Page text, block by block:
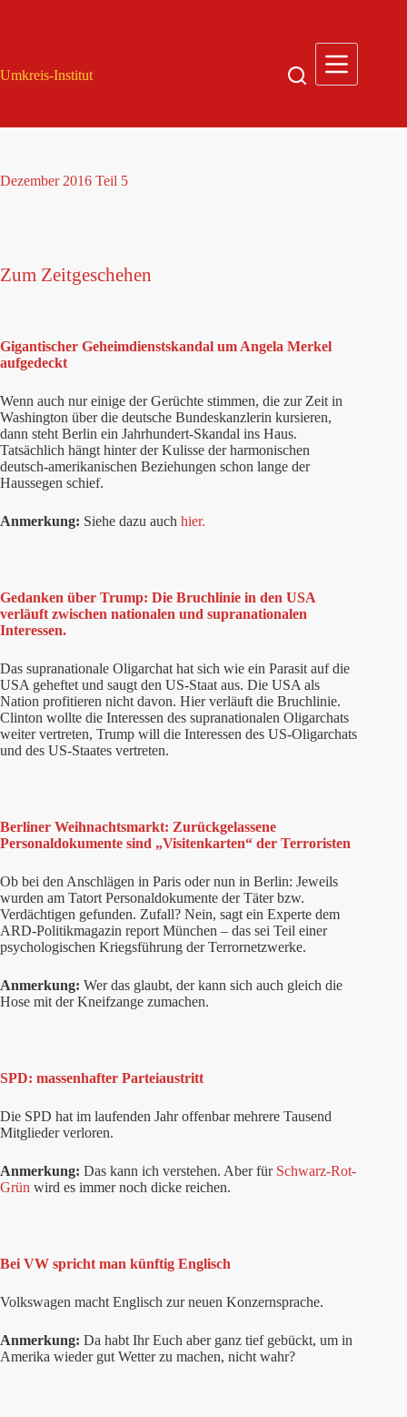
Umkreis-Institut
Dezember 2016 Teil 5
Zum Zeitgeschehen
Gigantischer Geheimdienstskandal um Angela Merkel
aufgedeckt
Wenn auch nur einige der Gerüchte stimmen, die zur Zeit in
Washington über die deutsche Bundeskanzlerin kursieren,
dann steht Berlin ein Jahrhundert-Skandal ins Haus.
Tatsächlich hängt hinter der Kulisse der harmonischen
deutsch-amerikanischen Beziehungen schon lange der
Haussegen schief.
Anmerkung: Siehe dazu auch hier.
Gedanken über Trump: Die Bruchlinie in den USA
verläuft zwischen nationalen und supranationalen
Interessen.
Das supranationale Oligarchat hat sich wie ein Parasit auf die
USA geheftet und saugt den US-Staat aus. Die USA als
Nation profitieren nicht davon. Hier verläuft die Bruchlinie.
Clinton wollte die Interessen des supranationalen Oligarchats
weiter vertreten, Trump will die Interessen des US-Oligarchats
und des US-Staates vertreten.
Berliner Weihnachtsmarkt: Zurückgelassene
Personaldokumente sind „Visitenkarten“ der Terroristen
Ob bei den Anschlägen in Paris oder nun in Berlin: Jeweils
wurden am Tatort Personaldokumente der Täter bzw.
Verdächtigen gefunden. Zufall? Nein, sagt ein Experte dem
ARD-Politikmagazin report München – das sei Teil einer
psychologischen Kriegsführung der Terrornetzwerke.
Anmerkung: Wer das glaubt, der kann sich auch gleich die
Hose mit der Kneifzange zumachen.
SPD: massenhafter Parteiaustritt
Die SPD hat im laufenden Jahr offenbar mehrere Tausend
Mitglieder verloren.
Anmerkung: Das kann ich verstehen. Aber für Schwarz-Rot-
Grün wird es immer noch dicke reichen.
Bei VW spricht man künftig Englisch
Volkswagen macht Englisch zur neuen Konzernsprache.
Anmerkung: Da habt Ihr Euch aber ganz tief gebückt, um in
Amerika wieder gut Wetter zu machen, nicht wahr?